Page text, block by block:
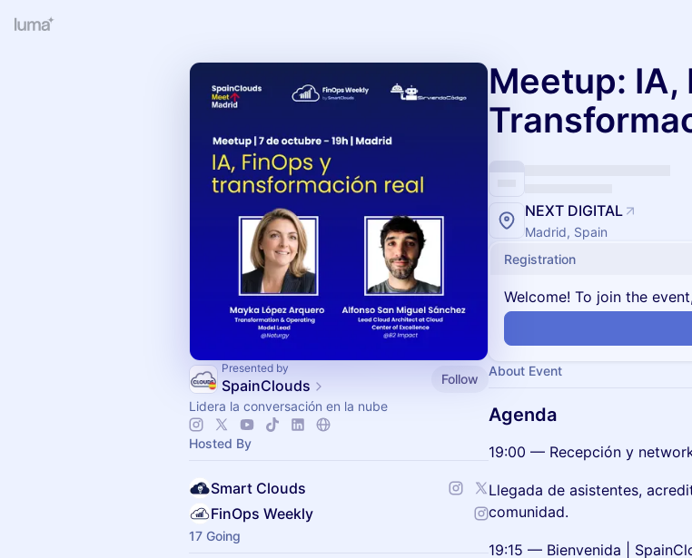
Presented by
SpainClouds
Follow
Lidera la conversación en la nube
Hosted By
Smart Clouds
FinOps Weekly
17 Going
Meetup: IA,
NEXT DIGITAL
Madrid, Spain
Registration
Welcome! To join the
About Event
Agenda
19:00 — Recepción y
Llegada de asistentes,
comunidad.
19:15 — Bienvenida |